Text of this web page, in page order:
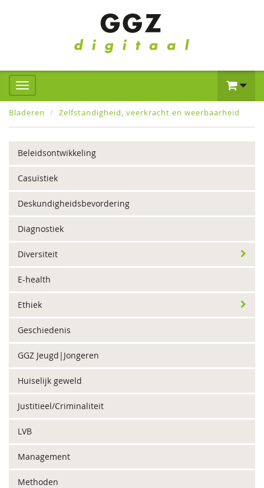
Bladeren Zelfstandigheid, veerkracht en weerbaarheid
Beleidsontwikkeling
Casuïstiek
Deskundigheidsbevordering
Diagnostiek
Diversiteit
E-health
Ethiek
Geschiedenis
GGZ Jeugd|Jongeren
Huiselijk geweld
Justitieel/Criminaliteit
LVB
Management
Methoden